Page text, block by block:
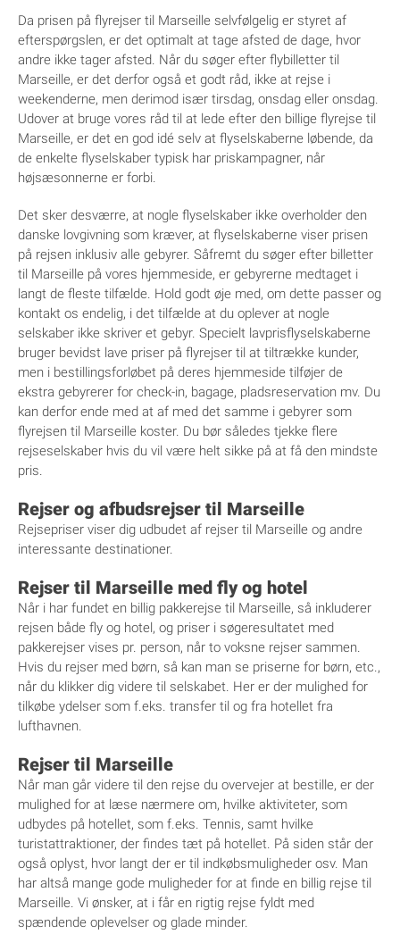
Da prisen på flyrejser til Marseille selvfølgelig er styret af
efterspørgslen, er det optimalt at tage afsted de dage, hvor
andre ikke tager afsted. Når du søger efter flybilletter til
Marseille, er det derfor også et godt råd, ikke at rejse i
weekenderne, men derimod især tirsdag, onsdag eller onsdag.
Udover at bruge vores råd til at lede efter den billige flyrejse til
Marseille, er det en god idé selv at flyselskaberne løbende, da
de enkelte flyselskaber typisk har priskampagner, når
højsæsonnerne er forbi.
Det sker desværre, at nogle flyselskaber ikke overholder den
danske lovgivning som kræver, at flyselskaberne viser prisen
på rejsen inklusiv alle gebyrer. Såfremt du søger efter billetter
til Marseille på vores hjemmeside, er gebyrerne medtaget i
langt de fleste tilfælde. Hold godt øje med, om dette passer og
kontakt os endelig, i det tilfælde at du oplever at nogle
selskaber ikke skriver et gebyr. Specielt lavprisflyselskaberne
bruger bevidst lave priser på flyrejser til at tiltrække kunder,
men i bestillingsforløbet på deres hjemmeside tilføjer de
ekstra gebyrerer for check-in, bagage, pladsreservation mv. Du
kan derfor ende med at af med det samme i gebyrer som
flyrejsen til Marseille koster. Du bør således tjekke flere
rejseselskaber hvis du vil være helt sikke på at få den mindste
pris.
Rejser og afbudsrejser til Marseille
Rejsepriser viser dig udbudet af rejser til Marseille og andre
interessante destinationer.
Rejser til Marseille med fly og hotel
Når i har fundet en billig pakkerejse til Marseille, så inkluderer
rejsen både fly og hotel, og priser i søgeresultatet med
pakkerejser vises pr. person, når to voksne rejser sammen.
Hvis du rejser med børn, så kan man se priserne for børn, etc.,
når du klikker dig videre til selskabet. Her er der mulighed for
tilkøbe ydelser som f.eks. transfer til og fra hotellet fra
lufthavnen.
Rejser til Marseille
Når man går videre til den rejse du overvejer at bestille, er der
mulighed for at læse nærmere om, hvilke aktiviteter, som
udbydes på hotellet, som f.eks. Tennis, samt hvilke
turistattraktioner, der findes tæt på hotellet. På siden står der
også oplyst, hvor langt der er til indkøbsmuligheder osv. Man
har altså mange gode muligheder for at finde en billig rejse til
Marseille. Vi ønsker, at i får en rigtig rejse fyldt med
spændende oplevelser og glade minder.